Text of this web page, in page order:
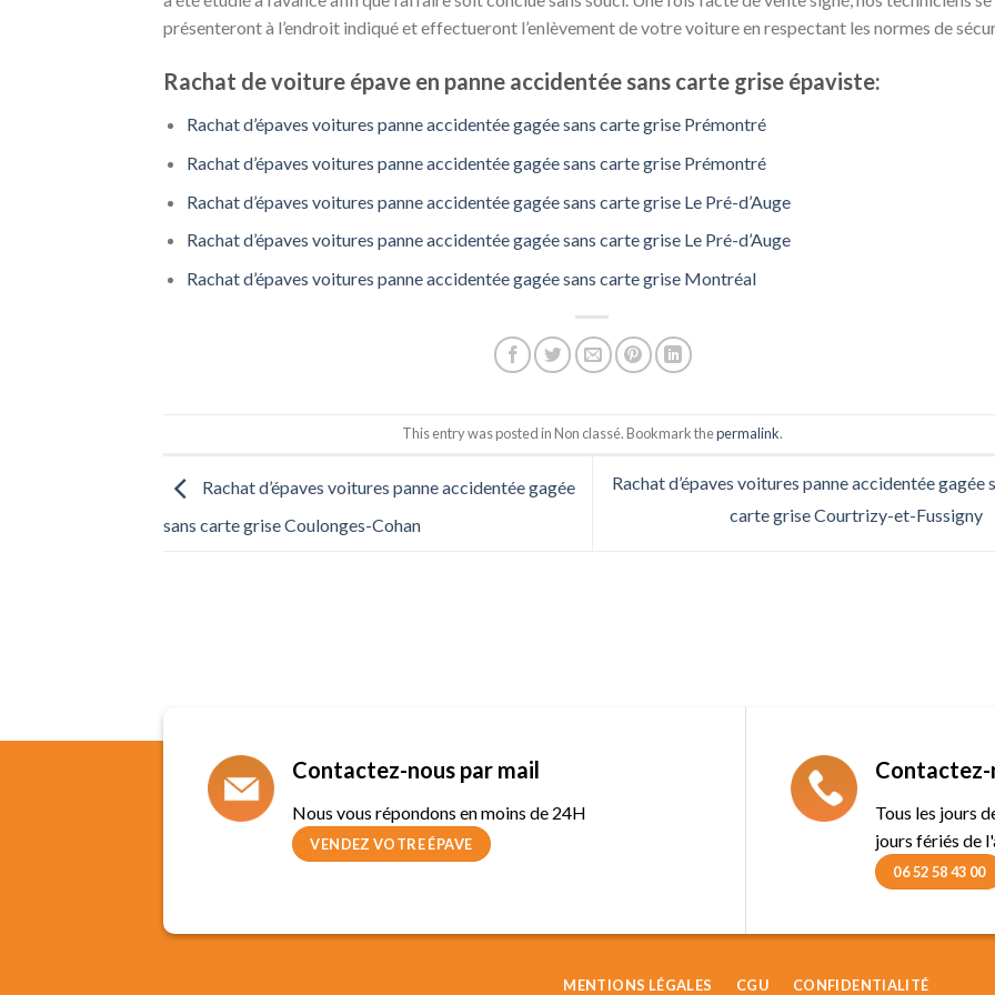
présenteront à l’endroit indiqué et effectueront l’enlèvement de votre voiture en respectant les normes de
Rachat de voiture épave en panne accidentée sans carte grise épaviste:
Rachat d’épaves voitures panne accidentée gagée sans carte grise Prémontré
Rachat d’épaves voitures panne accidentée gagée sans carte grise Prémontré
Rachat d’épaves voitures panne accidentée gagée sans carte grise Le Pré-d’Auge
Rachat d’épaves voitures panne accidentée gagée sans carte grise Le Pré-d’Auge
Rachat d’épaves voitures panne accidentée gagée sans carte grise Montréal
This entry was posted in Non classé. Bookmark thepermalink.
Rachat d’épaves voitures panne accidentée gagée
sans carte grise Coulonges-Cohan
Rachat d’épaves voitures panne accidentée gagée
carte grise Courtrizy-et-Fussigny
Contactez-nous par mail
Nous vous répondons en moins de 24H
VENDEZ VOTRE ÉPAVE
Contactez-
Tous les jours
jours fériés de
06 52 58 43 00
MENTIONS LÉGALES CGU CONFIDENTIALITÉ